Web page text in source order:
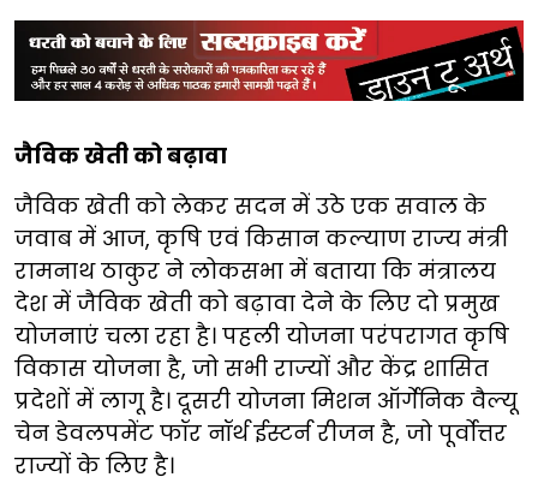
जैविक खेती को बढ़ावा
जैविक खेती को लेकर सदन में उठे एक सवाल के
जवाब में आज, कृषि एवं किसान कल्याण राज्य मंत्री
रामनाथ ठाकुर ने लोकसभा में बताया कि मंत्रालय
देश में जैविक खेती को बढ़ावा देने के लिए दो प्रमुख
योजनाएं चला रहा है। पहली योजना परंपरागत कृषि
विकास योजना है, जो सभी राज्यों और केंद्र शासित
प्रदेशों में लागू है। दूसरी योजना मिशन ऑर्गेनिक वैल्यू
चेन डेवलपमेंट फॉर नॉर्थ ईस्टर्न रीजन है, जो पूर्वोत्तर
राज्यों के लिए है।